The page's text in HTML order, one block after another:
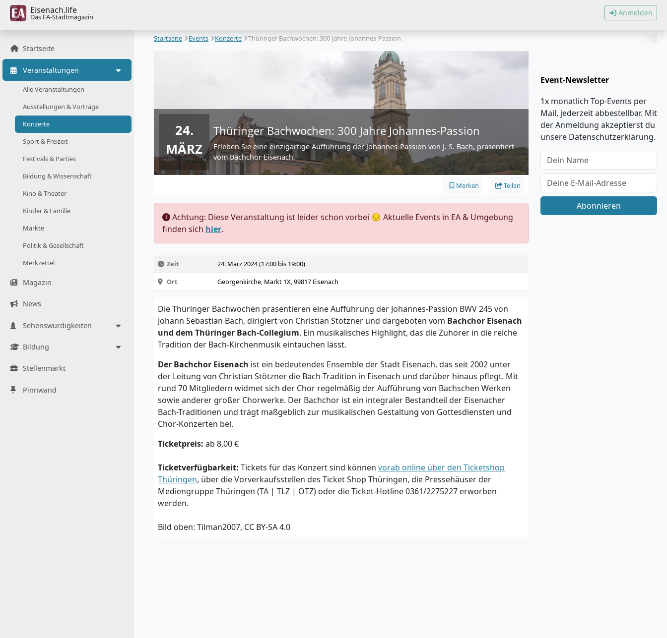
Eisenach.life
Das EA-Stadtmagazin Anmelden
Startseite
Veranstaltungen
Alle Veranstaltungen
Ausstellungen & Vorträge
Konzerte
Sport & Freizeit
Festivals & Parties
Bildung & Wissenschaft
Kino & Theater
Kinder & Familie
Märkte
Politik & Gesellschaft
Merkzettel
Magazin
News
Sehenswürdigkeiten
Bildung
Stellenmarkt
Pinnwand
Startseite Events Konzerte Thüringer Bachwochen: 300 Jahre Johannes-Passion
24.
MÄRZ
Thüringer Bachwochen: 300 Jahre Johannes-Passion
Erleben Sie eine einzigartige Aufführung der Johannes-Passion von J. S. Bach, präsentiert
vom Bachchor Eisenach.
Merken Teilen
️ Achtung: Diese Veranstaltung ist leider schon vorbei 😔 Aktuelle Events in EA & Umgebung
finden sich hier.
Zeit
24. März 2024 (17:00 bis 19:00)
Ort
Georgenkirche, Markt 1X, 99817 Eisenach
Die Thüringer Bachwochen präsentieren eine Aufführung der Johannes-Passion BWV 245 von
Johann Sebastian Bach, dirigiert von Christian Stötzner und dargeboten vom Bachchor Eisenach
und dem Thüringer Bach-Collegium. Ein musikalisches Highlight, das die Zuhörer in die reiche
Tradition der Bach-Kirchenmusik eintauchen lässt.
Der Bachchor Eisenach ist ein bedeutendes Ensemble der Stadt Eisenach, das seit 2002 unter
der Leitung von Christian Stötzner die Bach-Tradition in Eisenach und darüber hinaus pflegt. Mit
rund 70 Mitgliedern widmet sich der Chor regelmäßig der Aufführung von Bachschen Werken
sowie anderer großer Chorwerke. Der Bachchor ist ein integraler Bestandteil der Eisenacher
Bach-Traditionen und trägt maßgeblich zur musikalischen Gestaltung von Gottesdiensten und
Chor-Konzerten bei.
Ticketpreis: ab 8,00 €
Ticketverfügbarkeit: Tickets für das Konzert sind können vorab online über den Ticketshop
Thüringen, über die Vorverkaufsstellen des Ticket Shop Thüringen, die Pressehäuser der
Mediengruppe Thüringen (TA | TLZ | OTZ) oder die Ticket-Hotline 0361/2275227 erworben
werden.
Bild oben: Tilman2007, CC BY-SA 4.0
Event-Newsletter
1x monatlich Top-Events per
Mail, jederzeit abbestellbar. Mit
der Anmeldung akzeptierst du
unsere Datenschutzerklärung.
Abonnieren